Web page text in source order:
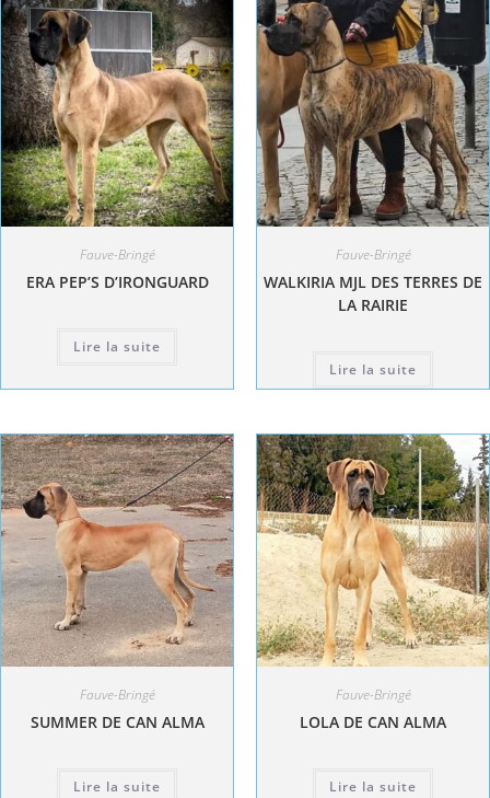
Fauve-Bringé
ERA PEP’S D’IRONGUARD
Lire la suite
Fauve-Bringé
WALKIRIA MJL DES TERRES DE
LA RAIRIE
Lire la suite
Fauve-Bringé
SUMMER DE CAN ALMA
Lire la suite
Fauve-Bringé
LOLA DE CAN ALMA
Lire la suite